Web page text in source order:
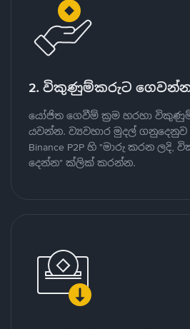
2. විකුණුම්කරුට
යෝජිත ගෙවීම් ක්‍රම හරහා
යවන්න. ව්‍යවහාර මුදල්
Binance P2P හි "මාරු කරන
දෙන්න" ක්ලික් කරන්න.